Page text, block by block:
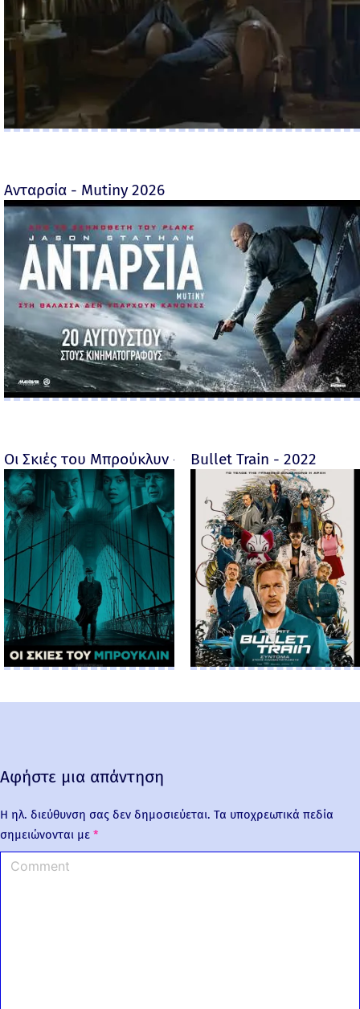
Ανταρσία - Mutiny 2026
Οι Σκιές του Μπρούκλυν - Motherless Brooklyn -
Bullet Train - 2022
Αφήστε μια απάντηση
Η ηλ. διεύθυνση σας δεν δημοσιεύεται. Τα υποχρεωτικά πεδία
σημειώνονται με *